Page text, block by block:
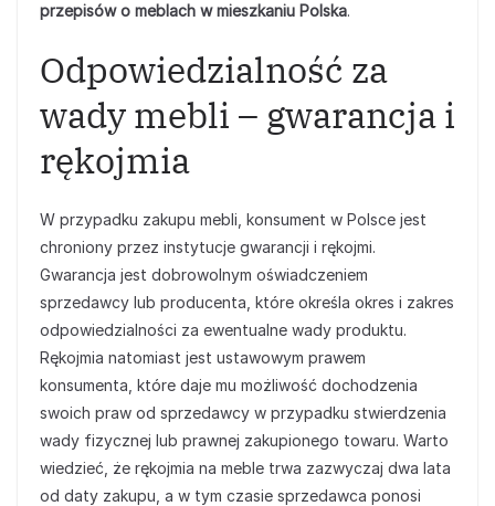
przepisów o meblach w mieszkaniu Polska.
Odpowiedzialność za
wady mebli – gwarancja i
rękojmia
W przypadku zakupu mebli, konsument w Polsce jest
chroniony przez instytucje gwarancji i rękojmi.
Gwarancja jest dobrowolnym oświadczeniem
sprzedawcy lub producenta, które określa okres i zakres
odpowiedzialności za ewentualne wady produktu.
Rękojmia natomiast jest ustawowym prawem
konsumenta, które daje mu możliwość dochodzenia
swoich praw od sprzedawcy w przypadku stwierdzenia
wady fizycznej lub prawnej zakupionego towaru. Warto
wiedzieć, że rękojmia na meble trwa zazwyczaj dwa lata
od daty zakupu, a w tym czasie sprzedawca ponosi